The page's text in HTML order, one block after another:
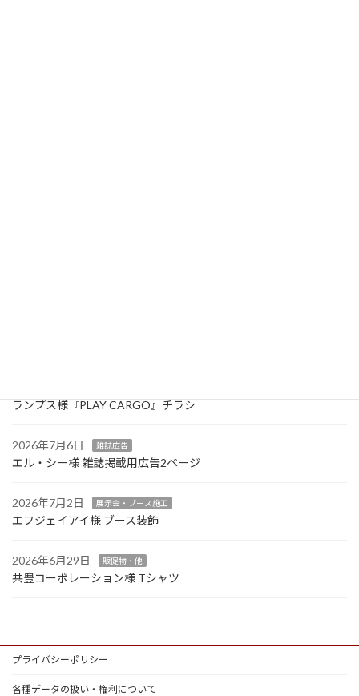
ランプス様『PLAY CARGO』チラシ
2026年7月6日 雑誌広告
エル・シー様 雑誌掲載用広告2ページ
2026年7月2日 展示会・ブース施工
エフジェイアイ様 ブース装飾
2026年6月29日 販促物・他
共豊コーポレーション様 Tシャツ
プライバシーポリシー
各種データの扱い・権利について